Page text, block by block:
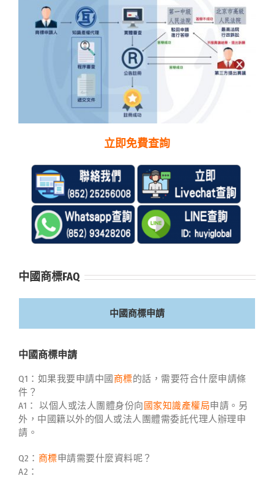
立即免費查詢
中國商標FAQ
中國商標申請
中國商標申請
Q1：如果我要申請中國 商標的話，需要符合什麼申請條
件？
A1： 以個人或法人團體身份向 國家知識產權局申請。另
外，中國籍以外的個人或法人團體需委託代理人辦理申
請。
Q2： 商標申請需要什麼資料呢？
A2：